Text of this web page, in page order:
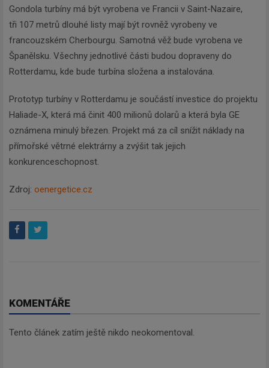
Gondola turbíny má být vyrobena ve Francii v Saint-Nazaire,
tři 107 metrů dlouhé listy mají být rovněž vyrobeny ve
francouzském Cherbourgu. Samotná věž bude vyrobena ve
Španělsku. Všechny jednotlivé části budou dopraveny do
Rotterdamu, kde bude turbína složena a instalována.
Prototyp turbíny v Rotterdamu je součástí investice do projektu
Haliade-X, která má činit 400 milionů dolarů a která byla GE
oznámena minulý březen. Projekt má za cíl snížit náklady na
přímořské větrné elektrárny a zvýšit tak jejich
konkurenceschopnost.
Zdroj: oenergetice.cz
KOMENTÁŘE
Tento článek zatím ještě nikdo neokomentoval.